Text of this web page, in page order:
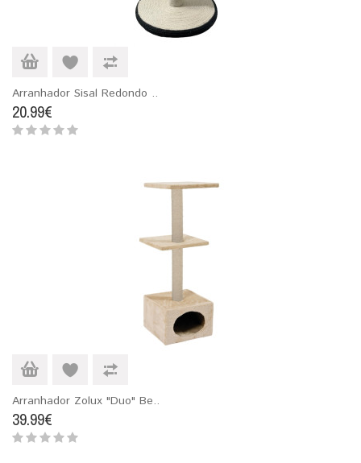
Arranhador Sisal Redondo ..
20.99€
Arranhador Zolux "Duo" Be..
39.99€